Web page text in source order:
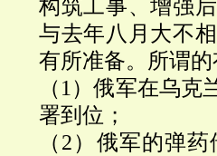
构筑工事、增强
与去年八月大不
有所准备。 所谓
（1 ）俄军在乌克
署到位；
（2）俄军的弹